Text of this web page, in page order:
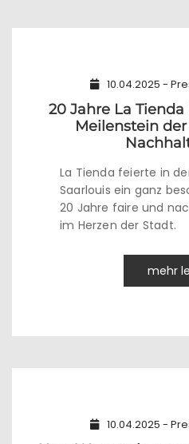
10.04.2025 -
20 Jahre La
Meilenstein
La Tienda feierte in
Saarlouis ein ganz
20 Jahre faire und
im Herzen der Stadt.
mehr
10.04.2025 -